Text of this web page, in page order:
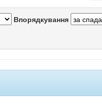
Впорядкування